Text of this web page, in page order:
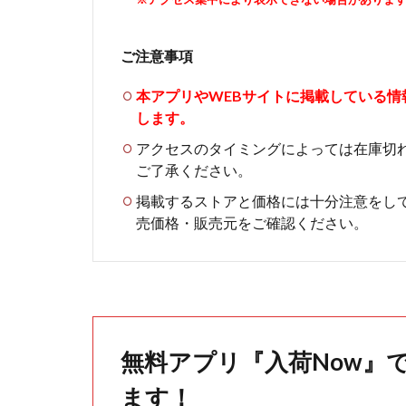
ご注意事項
本アプリやWEBサイトに掲載している
します。
アクセスのタイミングによっては在庫
ご了承ください。
掲載するストアと価格には十分注意をし
売価格・販売元をご確認ください。
無料アプリ『入荷Now』
ます！